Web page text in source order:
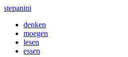
stepanini
denken
moegen
lesen
essen